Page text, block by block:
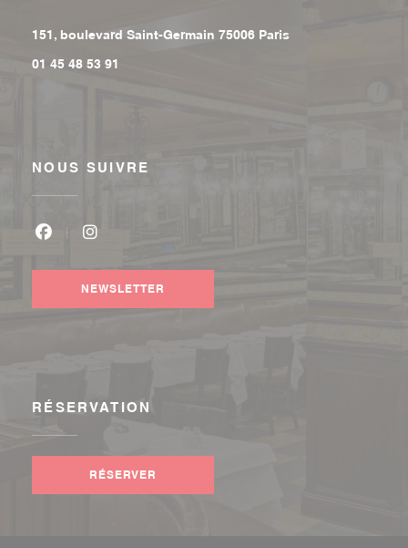
151, boulevard Saint-Germain 75006 Paris
01 45 48 53 91
NOUS SUIVRE
NEWSLETTER
RÉSERVATION
RÉSERVER